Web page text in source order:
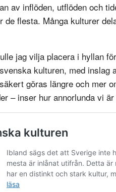
av inflöden, utflöden och
de flesta. Många kulturer
jag vilja placera i hyllan
kulturen, med
göras längre och mer
– inser hur annorlunda vi